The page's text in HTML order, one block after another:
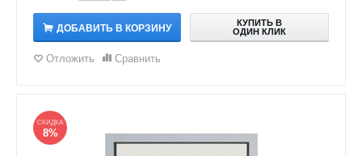
ДОБАВИТЬ В КОРЗИНУ
КУПИТЬ В
ОДИН КЛИК
Отложить Сравнить
СКИДКА
8%